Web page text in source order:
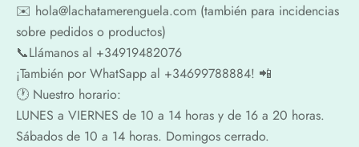
✉️​ hola@lachatamerenguela.com (también para incidencias
sobre pedidos o productos)
📞​​Llámanos al +34919482076
¡También por WhatSapp al +34699788884! 📲
🕐​ Nuestro horario:
LUNES a VIERNES de 10 a 14 horas y de 16 a 20 horas.
Sábados de 10 a 14 horas. Domingos cerrado.